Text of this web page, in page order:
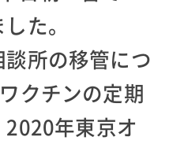
た。
所の移管につ
クチンの定期
年東京オ